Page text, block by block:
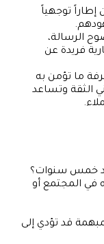
إطاراً توجهياً
الرسالة،
فريدة عن
ما تؤمن به
الثقة وتساعد
خمس سنوات؟
في المجتمع أو
قد تؤدي إلى